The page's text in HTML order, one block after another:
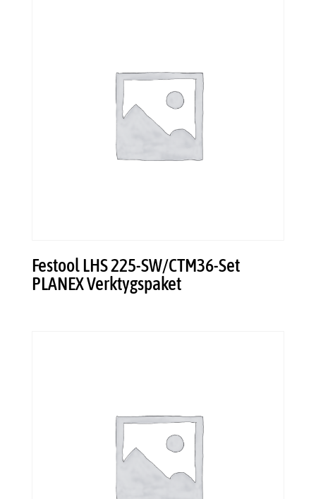
Festool LHS 225-SW/CTM36-Set
PLANEX Verktygspaket